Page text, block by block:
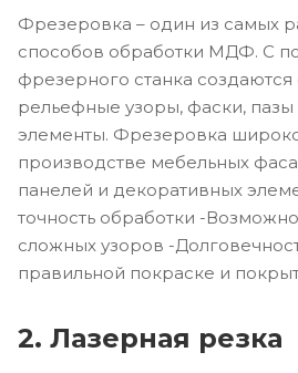
Фрезеровка – один из самых
способов обработки МДФ. С
фрезерного станка
рельефные узоры, фаски,
элементы. Фрезеровка широко
производстве мебельных
панелей и декоративных
точность обработки -
сложных узоров -
правильной покраске и
2. Лазерная резка